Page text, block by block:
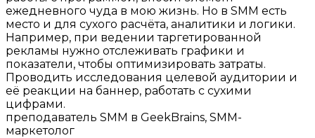
ежедневного чуда в мою жизнь. Но в SMM есть
место и для сухого расчёта, аналитики и логики.
Например, при ведении таргетированной
рекламы нужно отслеживать графики и
показатели, чтобы оптимизировать затраты.
Проводить исследования целевой аудитории и
её реакции на баннер, работать с сухими
цифрами.
преподаватель SMM в GeekBrains, SMM-
маркетолог